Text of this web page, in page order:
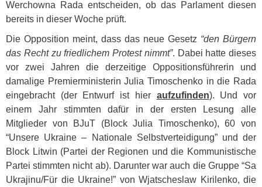
Werchowna Rada entscheiden, ob das Parlament diesen
bereits in dieser Woche prüft.
Die Opposition meint, dass das neue Gesetz “den Bürgern
das Recht zu friedlichem Protest nimmt”. Dabei hatte dieses
vor zwei Jahren die derzeitige Oppositionsführerin und
damalige Premierministerin Julia Timoschenko in die Rada
eingebracht (der Entwurf ist hier aufzufinden). Und vor
einem Jahr stimmten dafür in der ersten Lesung alle
Mitglieder von BJuT (Block Julia Timoschenko), 60 von
“Unsere Ukraine – Nationale Selbstverteidigung” und der
Block Litwin (Partei der Regionen und die Kommunistische
Partei stimmten nicht ab). Darunter war auch die Gruppe “Sa
Ukrajinu/Für die Ukraine!” von Wjatscheslaw Kirilenko, die